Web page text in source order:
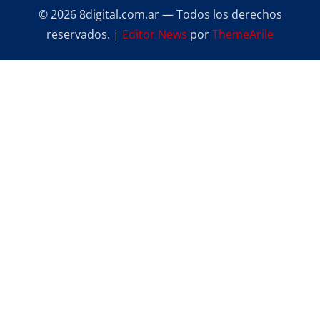
© 2026 8digital.com.ar — Todos los derechos
reservados. | Editor News porThemeArile